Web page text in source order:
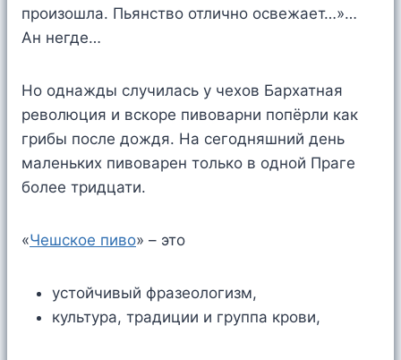
произошла. Пьянство отлично освежает…»…
Ан негде…
Но однажды случилась у чехов Бархатная
революция и вскоре пивоварни попёрли как
грибы после дождя. На сегодняшний день
маленьких пивоварен только в одной Праге
более тридцати.
«Чешское пиво» – это
устойчивый фразеологизм,
культура, традиции и группа крови,